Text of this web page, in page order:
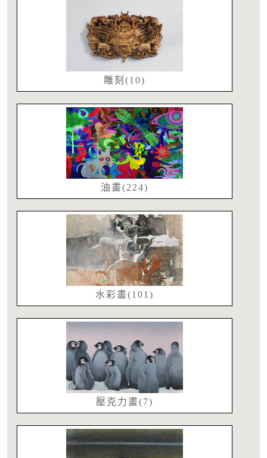
雕刻(10)
油畫(224)
水彩畫(101)
壓克力畫(7)